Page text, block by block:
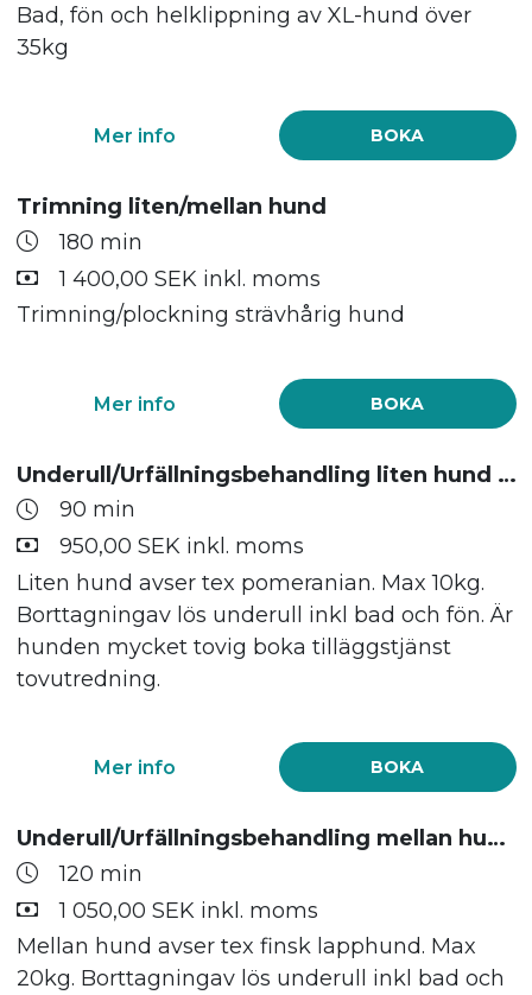
Bad, fön och helklippning av XL-hund över
35kg
BOKA
Mer info
Trimning liten/mellan hund
180 min
1 400,00 SEK inkl. moms
Trimning/plockning strävhårig hund
BOKA
Mer info
Underull/Urfällningsbehandling liten hund max 10kg
90 min
950,00 SEK inkl. moms
Liten hund avser tex pomeranian. Max 10kg.
Borttagningav lös underull inkl bad och fön. Är
hunden mycket tovig boka tilläggstjänst
tovutredning.
BOKA
Mer info
Underull/Urfällningsbehandling mellan hund max 20kg
120 min
1 050,00 SEK inkl. moms
Mellan hund avser tex finsk lapphund. Max
20kg. Borttagningav lös underull inkl bad och